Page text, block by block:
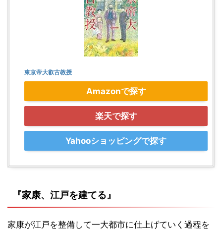
東京帝大叡古教授
Amazonで探す
楽天で探す
Yahooショッピングで探す
『家康、江戸を建てる』
家康が江戸を整備して一大都市に仕上げていく過程を